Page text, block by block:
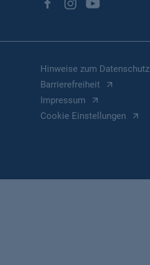
Hinweise zum Datenschutz
Barrierefreiheit
Impressum
Cookie Einstellungen